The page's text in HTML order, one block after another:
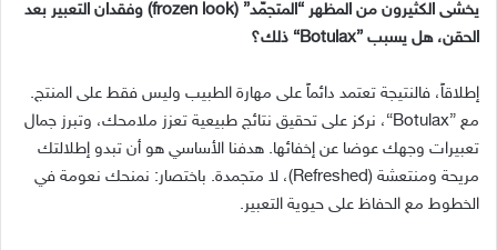
يخشى الكثيرون من المظهر “المتجمّد” (frozen look)
وفقدان التعبير بعد
الحقن، هل يسبب ”Botulax“ ذلك؟
إطلاقاً، فالنتيجة تعتمد دائماً على مهارة الطبيب وليس فقط على المنتج.
مع ”Botulax“
، نركز على تحقيق نتائج طبيعية تعزز ملامحك، وتبرز جمال
تعبيرات وجهك عوضا عن إخفائها. هدفنا الأساسي هو أن تبدو إطلالتك
مريحة ومنتعشة (Refreshed) ، لا متجمدة. باختصار: نمنحك نعومة في
الخطوط مع الحفاظ على حيوية التعبير.